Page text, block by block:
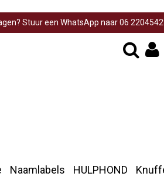
Stuur een WhatsApp naar 06
Naamlabels HULPHOND